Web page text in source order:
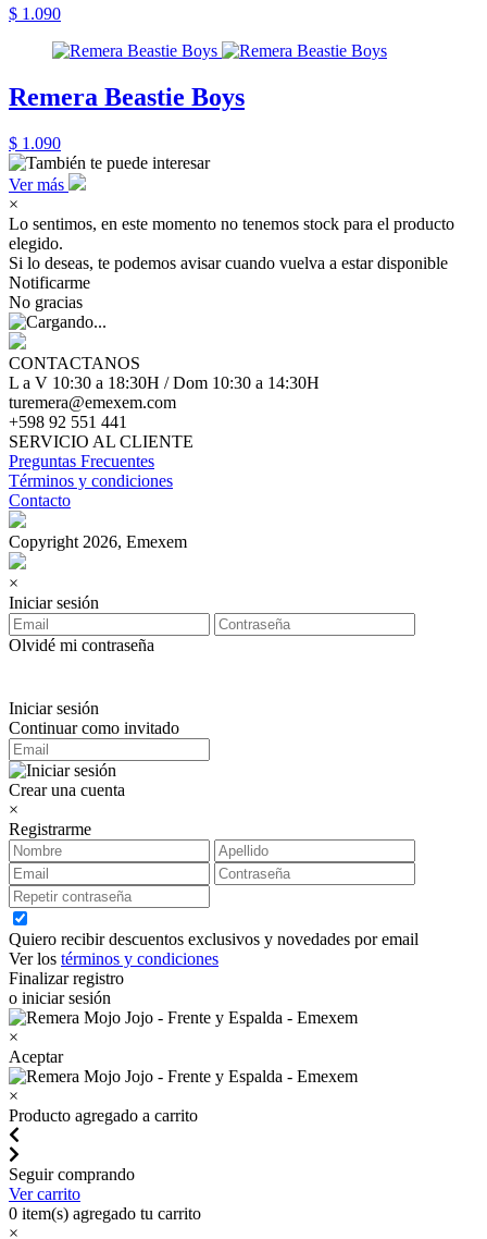
$ 1.090
Remera Beastie Boys
$ 1.090
Ver más
×
Lo sentimos, en este momento no tenemos stock para el producto
elegido.
Si lo deseas, te podemos avisar cuando vuelva a estar disponible
Notificarme
No gracias
CONTACTANOS
L a V 10:30 a 18:30H / Dom 10:30 a 14:30H
turemera@emexem.com
+598 92 551 441
SERVICIO AL CLIENTE
Preguntas Frecuentes
Términos y condiciones
Contacto
Copyright 2026, Emexem
×
Iniciar sesión
Olvidé mi contraseña
Iniciar sesión
Continuar como invitado
Crear una cuenta
×
Registrarme
Quiero recibir descuentos exclusivos y novedades por email
Ver los términos y condiciones
Finalizar registro
o iniciar sesión
×
Aceptar
×
Producto agregado a carrito
Seguir comprando
Ver carrito
0 item(s) agregado tu carrito
×